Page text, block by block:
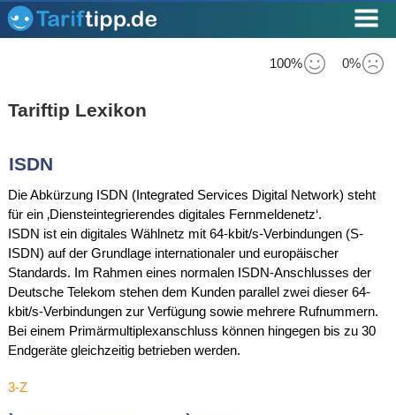
100% 0%
Tariftip Lexikon
ISDN
Die Abkürzung ISDN (Integrated Services Digital Network) steht
für ein ‚Diensteintegrierendes digitales Fernmeldenetz‘.
ISDN ist ein digitales Wählnetz mit 64-kbit/s-Verbindungen (S-
ISDN) auf der Grundlage internationaler und europäischer
Standards. Im Rahmen eines normalen ISDN-Anschlusses der
Deutsche Telekom stehen dem Kunden parallel zwei dieser 64-
kbit/s-Verbindungen zur Verfügung sowie mehrere Rufnummern.
Bei einem Primärmultiplexanschluss können hingegen bis zu 30
Endgeräte gleichzeitig betrieben werden.
3-Z